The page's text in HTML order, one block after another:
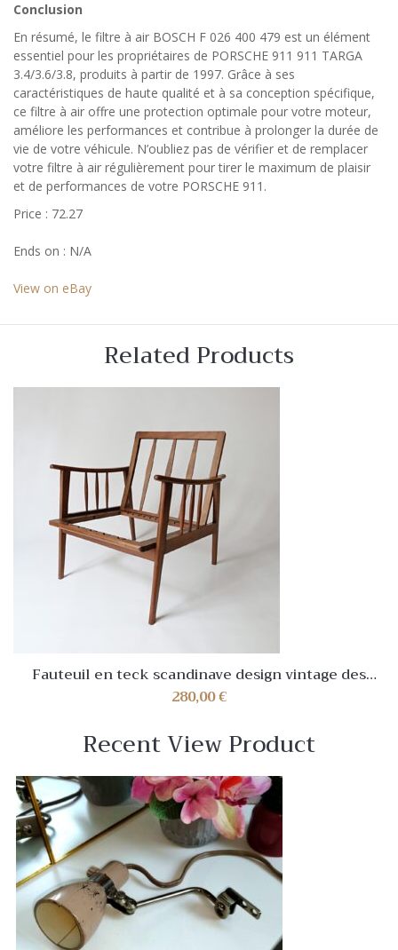
Conclusion
En résumé, le filtre à air BOSCH F 026 400 479 est un élément
essentiel pour les propriétaires de PORSCHE 911 911 TARGA
3.4/3.6/3.8, produits à partir de 1997. Grâce à ses
caractéristiques de haute qualité et à sa conception spécifique,
ce filtre à air offre une protection optimale pour votre moteur,
améliore les performances et contribue à prolonger la durée de
vie de votre véhicule. N’oubliez pas de vérifier et de remplacer
votre filtre à air régulièrement pour tirer le maximum de plaisir
et de performances de votre PORSCHE 911.
Price : 72.27
Ends on : N/A
View on eBay
Related Products
Fauteuil en teck scandinave design vintage des
années 70 1970
280,00€
Recent View Product